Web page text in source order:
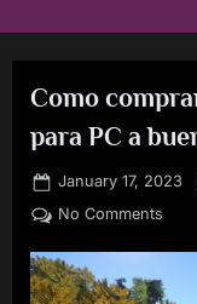
Como
para PC a
Posted
on
January 17, 2023
No Commentson
el